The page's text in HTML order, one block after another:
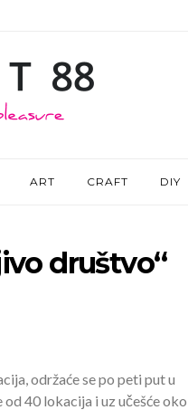
ART CRAFT DIY
društvo“
održaće se po peti put u
od 40 lokacija i uz učešće oko